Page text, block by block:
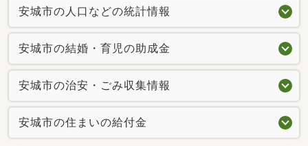
安城市の人口などの統計情報
安城市の結婚・育児の助成金
安城市の治安・ごみ収集情報
安城市の住まいの給付金